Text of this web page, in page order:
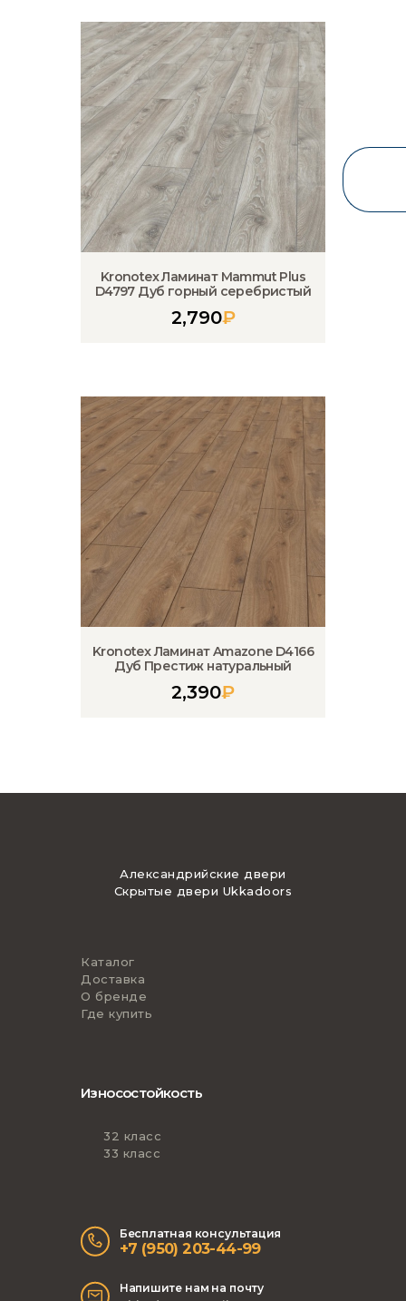
Kronotex Ламинат Mammut Plus
D4797 Дуб горный серебристый
2,790₽
Kronotex Ламинат Amazone D4166
Дуб Престиж натуральный
2,390₽
Александрийские двери
Скрытые двери Ukkadoors
Каталог
Доставка
О бренде
Где купить
Износостойкость
32 класс
33 класс
Бесплатная консультация
+7 (950) 203-44-99
Напишите нам на почту